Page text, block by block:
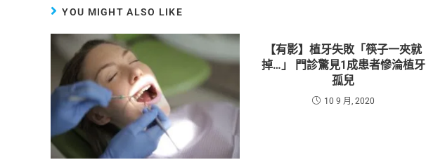
YOU MIGHT ALSO LIKE
【有影】植牙失敗「筷子一夾就
掉…」 門診驚見1成患者慘淪植牙
孤兒
10 9 月, 2020